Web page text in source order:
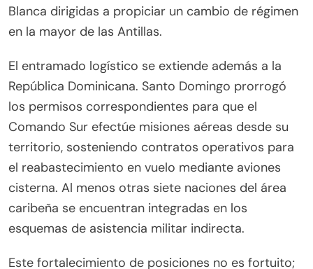
Blanca dirigidas a propiciar un cambio de régimen
en la mayor de las Antillas.
El entramado logístico se extiende además a la
República Dominicana. Santo Domingo prorrogó
los permisos correspondientes para que el
Comando Sur efectúe misiones aéreas desde su
territorio, sosteniendo contratos operativos para
el reabastecimiento en vuelo mediante aviones
cisterna. Al menos otras siete naciones del área
caribeña se encuentran integradas en los
esquemas de asistencia militar indirecta.
Este fortalecimiento de posiciones no es fortuito;